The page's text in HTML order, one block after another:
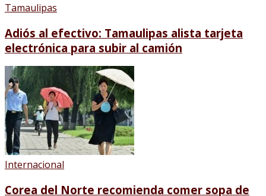
Tamaulipas
Adiós al efectivo: Tamaulipas alista tarjeta
electrónica para subir al camión
Internacional
Corea del Norte recomienda comer sopa de